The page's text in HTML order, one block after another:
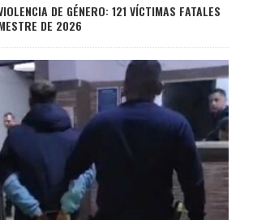
DE GÉNERO: 121 VÍCTIMAS FATALES
DE 2026